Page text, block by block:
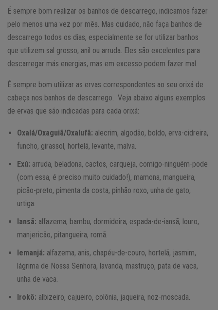
É sempre bom realizar os banhos de descarrego, indicamos fazer
pelo menos uma vez por mês. Mas cuidado, não faça banhos de
descarrego todos os dias, especialmente se for utilizar banhos
que utilizem sal grosso, anil ou arruda. Eles são excelentes para
descarregar más energias, mas em excesso podem fazer mal.
É sempre bom utilizar as ervas correspondentes ao seu orixá de
cabeça nos banhos de descarrego. Veja abaixo alguns exemplos
de ervas que são indicadas para cada orixá:
Oxalá/Oxaguiã/Oxalufã: alecrim, algodão, boldo, erva-cidreira,
funcho, girassol, hortelã, levante, malva.
Exú: arruda, beladona, cactos, carqueja, comigo-ninguém-pode
(com essa, é preciso muito cuidado!), mamona, mangueira,
picão-preto, pimenta da costa, pinhão roxo, unha de gato,
urtiga.
Iansã: alfazema, bambu, dormideira, espada-de-iansã, louro,
manjericão, pitangueira, romã.
Iemanjá: alfazema, anis, chapéu-de-couro, hortelã, jasmim,
lágrima de Nossa Senhora, lavanda, mastruço, pata de vaca,
unha de vaca.
Irokô: albizeiro, cajueiro, colônia, jaqueira, noz-moscada.